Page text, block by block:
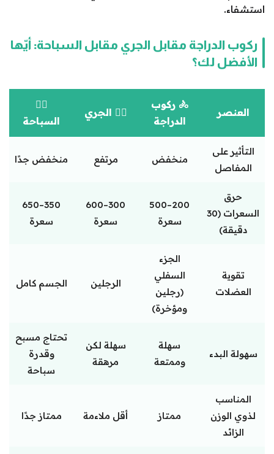
استشفاء.
ركوب الدراجة مقابل الجري مقابل السباحة: أيّها
الأفضل لك؟
العنصر
🚴 ركوب
الدراجة
🏃‍♂️ الجري
🏊‍♀️
السباحة
التأثير على
المفاصل
منخفض مرتفع منخفض جدًا
حرق
السعرات (30
دقيقة)
200–500
سعرة
300–600
سعرة
350–650
سعرة
تقوية
العضلات
الجزء
السفلي
(رجلين
ومؤخرة)
الرجلين الجسم كامل
سهولة البدء
سهلة
وممتعة
سهلة لكن
مرهقة
تحتاج مسبح
وقدرة
سباحة
المناسب
لذوي الوزن
الزائد
ممتاز أقل ملاءمة ممتاز جدًا